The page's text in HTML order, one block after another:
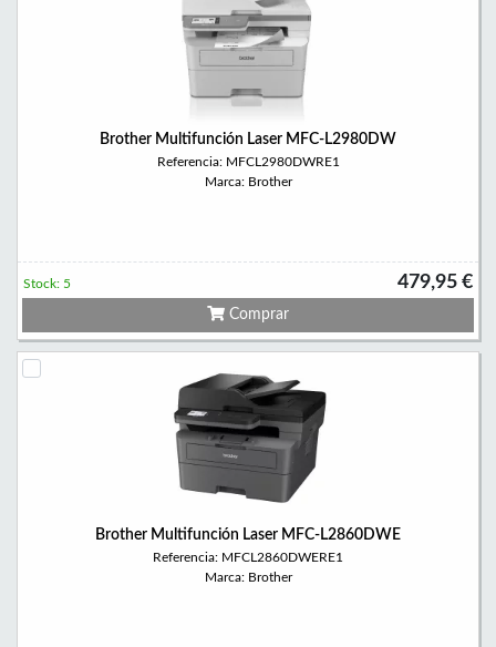
Brother Multifunción Laser MFC-L2980DW
Referencia: MFCL2980DWRE1
Marca: Brother
479,95 €
Stock: 5
Comprar
Brother Multifunción Laser MFC-L2860DWE
Referencia: MFCL2860DWERE1
Marca: Brother